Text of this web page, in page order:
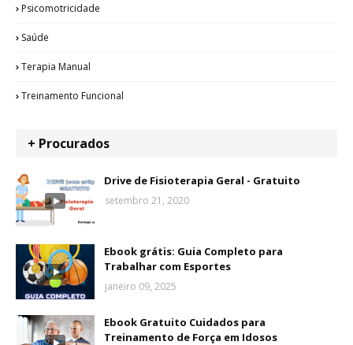
Psicomotricidade
Saúde
Terapia Manual
Treinamento Funcional
+ Procurados
Drive de Fisioterapia Geral - Gratuito
setembro 21, 2020
Ebook grátis: Guia Completo para
Trabalhar com Esportes
janeiro 09, 2025
Ebook Gratuito Cuidados para
Treinamento de Força em Idosos